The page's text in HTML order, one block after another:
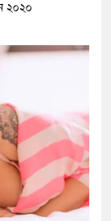
চক্রের পাঁচ
চেয়েছে বলেই
থানার অভিযানে ৯০
২০২০